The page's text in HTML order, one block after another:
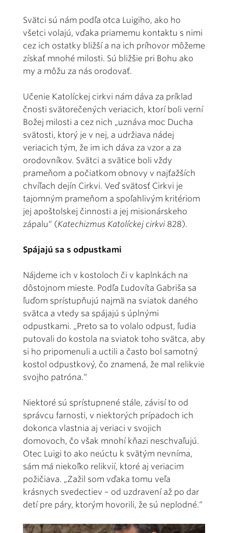
Svätci sú nám podľa otca Luigiho, ako ho
všetci volajú, vďaka priamemu kontaktu s nimi
cez ich ostatky bližší a na ich príhovor môžeme
získať mnohé milosti. Sú bližšie pri Bohu ako
my a môžu za nás orodovať.
Učenie Katolíckej cirkvi nám dáva za príklad
čnosti svätorečených veriacich, ktorí boli verní
Božej milosti a cez nich „uznáva moc Ducha
svätosti, ktorý je v nej, a udržiava nádej
veriacich tým, že im ich dáva za vzor a za
orodovníkov. Svätci a svätice boli vždy
prameňom a počiatkom obnovy v najťažších
chvíľach dejín Cirkvi. Veď svätosť Cirkvi je
tajomným prameňom a spoľahlivým kritériom
jej apoštolskej činnosti a jej misionárskeho
zápalu“ (Katechizmus Katolíckej cirkvi 828).
Spájajú sa s odpustkami
Nájdeme ich v kostoloch či v kaplnkách na
dôstojnom mieste. Podľa Ľudovíta Gabriša sa
ľuďom sprístupňujú najmä na sviatok daného
svätca a vtedy sa spájajú s úplnými
odpustkami. „Preto sa to volalo odpust, ľudia
putovali do kostola na sviatok toho svätca, aby
si ho pripomenuli a uctili a často bol samotný
kostol odpustkový, čo znamená, že mal relikvie
svojho patróna.“
Niektoré sú sprístupnené stále, závisí to od
správcu farnosti, v niektorých prípadoch ich
dokonca vlastnia aj veriaci v svojich
domovoch, čo však mnohí kňazi neschvaľujú.
Otec Luigi to ako neúctu k svätým nevníma,
sám má niekoľko relikvií, ktoré aj veriacim
požičiava. „Zažil som vďaka tomu veľa
krásnych svedectiev – od uzdravení až po dar
detí pre páry, ktorým hovorili, že sú neplodné.“